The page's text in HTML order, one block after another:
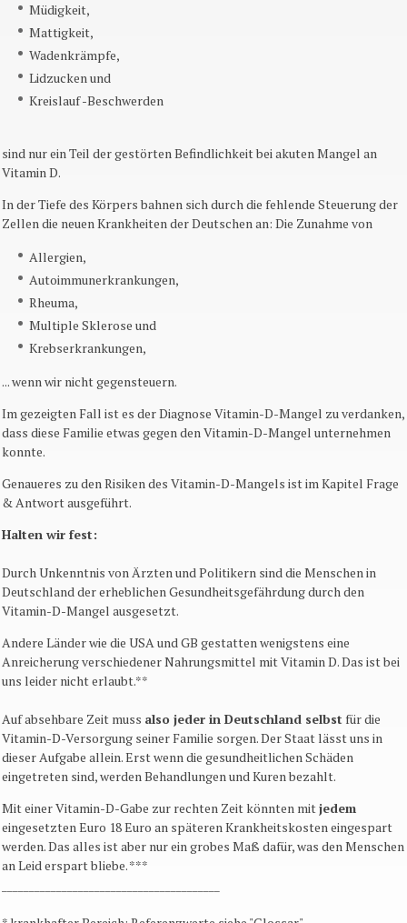
Müdigkeit,
Mattigkeit,
Wadenkrämpfe,
Lidzucken und
Kreislauf -Beschwerden
sind nur ein Teil der gestörten Befindlichkeit bei akuten Mangel an
Vitamin D.
In der Tiefe des Körpers bahnen sich durch die fehlende Steuerung der
Zellen die neuen Krankheiten der Deutschen an: Die Zunahme von
Allergien,
Autoimmunerkrankungen,
Rheuma,
Multiple Sklerose und
Krebserkrankungen,
... wenn wir nicht gegensteuern.
Im gezeigten Fall ist es der Diagnose Vitamin-D-Mangel zu verdanken,
dass diese Familie etwas gegen den Vitamin-D-Mangel unternehmen
konnte.
Genaueres zu den Risiken des Vitamin-D-Mangels ist im Kapitel Frage
& Antwort ausgeführt.
Halten wir fest:
Durch Unkenntnis von Ärzten und Politikern sind die Menschen in
Deutschland der erheblichen Gesundheitsgefährdung durch den
Vitamin-D-Mangel ausgesetzt.
Andere Länder wie die USA und GB gestatten wenigstens eine
Anreicherung verschiedener Nahrungsmittel mit Vitamin D. Das ist bei
uns leider nicht erlaubt.**
Auf absehbare Zeit muss also jeder in Deutschland selbst für die
Vitamin-D-Versorgung seiner Familie sorgen. Der Staat lässt uns in
dieser Aufgabe allein. Erst wenn die gesundheitlichen Schäden
eingetreten sind, werden Behandlungen und Kuren bezahlt.
Mit einer Vitamin-D-Gabe zur rechten Zeit könnten mitjedem
eingesetzten Euro 18 Euro an späteren Krankheitskosten eingespart
werden. Das alles ist aber nur ein grobes Maß dafür, was den Menschen
an Leid erspart bliebe. ***